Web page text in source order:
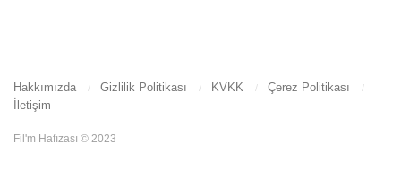
Hakkımızda Gizlilik Politikası KVKK
Çerez Politikası
İletişim
Fil'm Hafızası © 2023